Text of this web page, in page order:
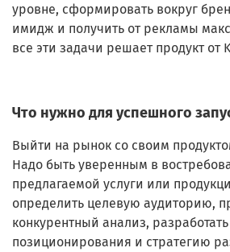
уровне, сформировать вокруг
имидж и получить от рекламы
все эти задачи решает продукт от
Что нужно для успешного
Выйти на рынок со своим
Надо быть уверенным в
предлагаемой услуги или
определить целевую аудиторию,
конкурентный анализ,
позиционирования и стратегию